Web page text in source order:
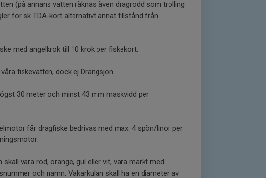
(på annans vatten räknas även dragrodd som trolling
för sk TDA-kort alternativt annat tillstånd från
med angelkrok till 10 krok per fiskekort.
fiskevatten, dock ej Drängsjön.
30 meter och minst 43 mm maskvidd per
får dragfiske bedrivas med max. 4 spön/linor per
vara röd, orange, gul eller vit, vara märkt med
och namn. Vakarkulan skall ha en diameter av